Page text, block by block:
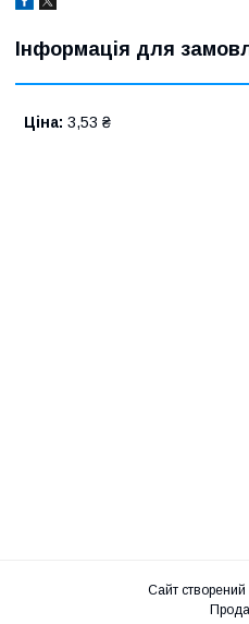
Інформація для
Ціна: 3,53 ₴
Сайт створений